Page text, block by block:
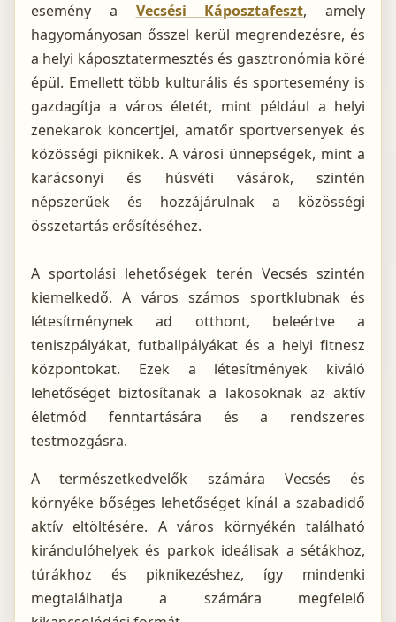
esemény a Vecsési Káposztafeszt, amely
hagyományosan ősszel kerül megrendezésre, és
a helyi káposztatermesztés és gasztronómia köré
épül. Emellett több kulturális és sportesemény is
gazdagítja a város életét, mint például a helyi
zenekarok koncertjei, amatőr sportversenyek és
közösségi piknikek. A városi ünnepségek, mint a
karácsonyi és húsvéti vásárok, szintén
népszerűek és hozzájárulnak a közösségi
összetartás erősítéséhez.
A sportolási lehetőségek terén Vecsés szintén
kiemelkedő. A város számos sportklubnak és
létesítménynek ad otthont, beleértve a
teniszpályákat, futballpályákat és a helyi fitnesz
központokat. Ezek a létesítmények kiváló
lehetőséget biztosítanak a lakosoknak az aktív
életmód fenntartására és a rendszeres
testmozgásra.
A természetkedvelők számára Vecsés és
környéke bőséges lehetőséget kínál a szabadidő
aktív eltöltésére. A város környékén található
kirándulóhelyek és parkok ideálisak a sétákhoz,
túrákhoz és piknikezéshez, így mindenki
megtalálhatja a számára megfelelő